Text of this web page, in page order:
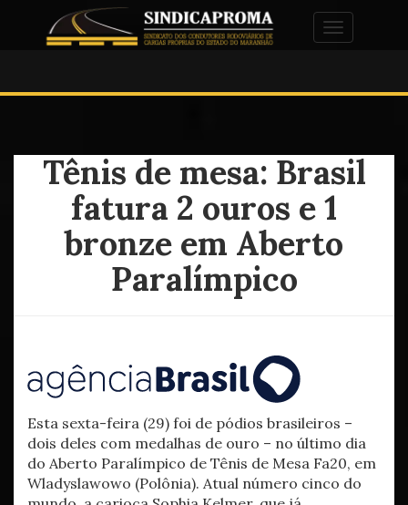
Alternar
Tênis de mesa: Brasil
fatura 2 ouros e 1
bronze em Aberto
Paralímpico
Esta sexta-feira (29) foi de pódios brasileiros –
dois deles com medalhas de ouro – no último dia
do Aberto Paralímpico de Tênis de Mesa Fa20, em
Wladyslawowo (Polônia). Atual número cinco do